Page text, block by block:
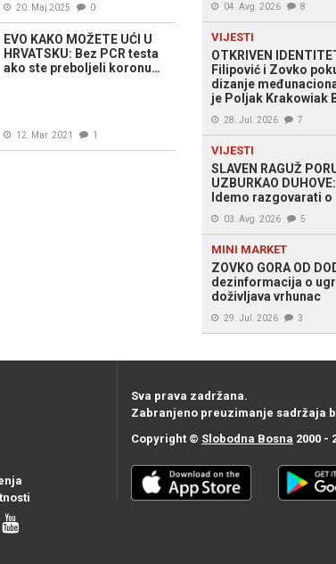
20. Maj 2025 0
EVO KAKO MOŽETE UĆI U
HRVATSKU: Bez PCR testa
ako ste preboljeli koronu…
12. Mar. 2021 1
04. Avg. 2026 8
VIJESTI
OTKRIVEN
Filipović i Zovko
dizanje
je Poljak Krakowiak
28. Jul. 2026 7
VIJESTI
SLAVEN RAGUŽ
UZBURKAO
Idemo razgovarati
03. Avg. 2026 5
MINI MARKET
ZOVKO GORA OD
dezinformacija o
doživljava vrhunac
29. Jul. 2026 3
Sva prava zadržana.
Zabranjeno preuzimanje sadržaja
Copyright © Slobodna Bosna 2000 -